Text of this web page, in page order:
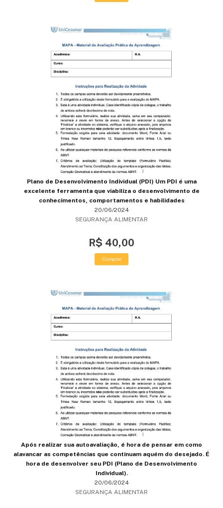
Plano de Desenvolvimento Individual (PDI) Um PDI é uma
excelente ferramenta que viabiliza o desenvolvimento de
conhecimentos, comportamentos e habilidades
20/06/2024
SEGURANÇA ALIMENTAR
R$ 40,00
Comprar
Após realizar sua autoavaliação, é hora de pensar em como
alavancar as competências que continuam aquém do desejado. É
hora de desenvolver seu PDI (Plano de Desenvolvimento
Individual).
20/06/2024
SEGURANÇA ALIMENTAR